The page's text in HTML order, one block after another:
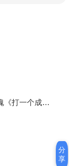
一个成语》
分
享